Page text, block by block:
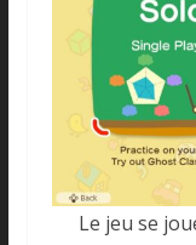
Le jeu se